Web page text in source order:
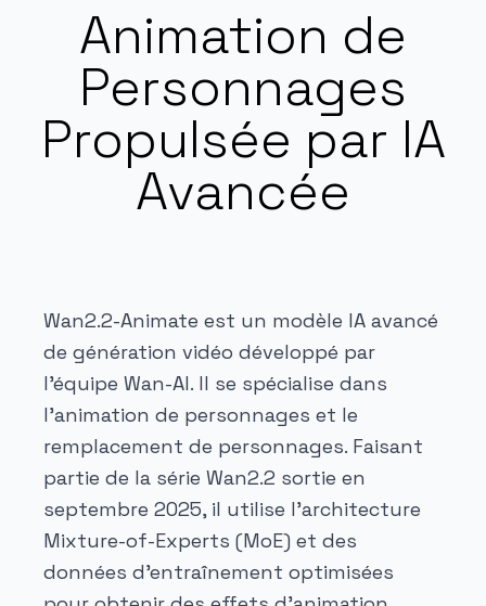
Animation de
Personnages
Propulsée par IA
Avancée
Wan2.2-Animate est un modèle IA avancé
de génération vidéo développé par
l'équipe Wan-AI. Il se spécialise dans
l'animation de personnages et le
remplacement de personnages. Faisant
partie de la série Wan2.2 sortie en
septembre 2025, il utilise l'architecture
Mixture-of-Experts (MoE) et des
données d'entraînement optimisées